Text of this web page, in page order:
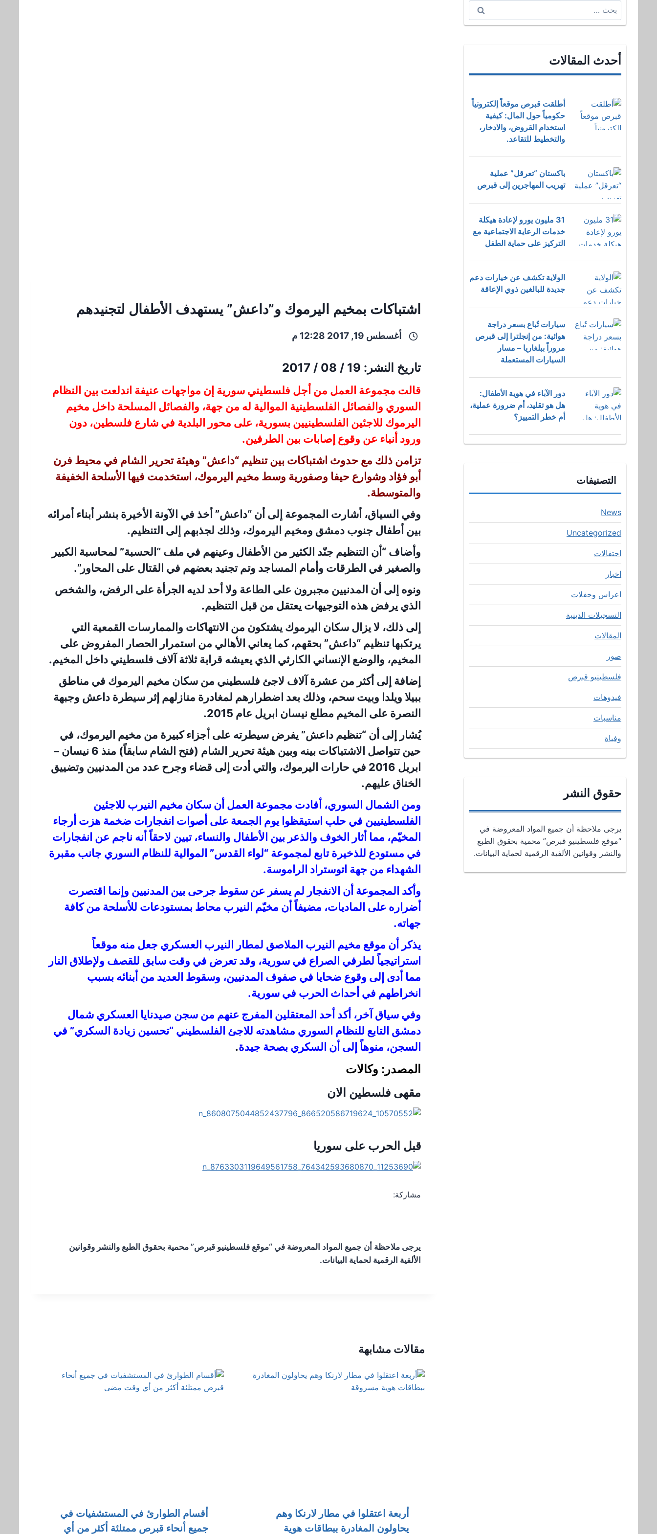
اشتباكات بمخيم اليرموك و”داعش” يستهدف الأطفال لتجنيدهم
أغسطس 19, 2017 12:28 م
تاريخ النشر: 19 / 08 / 2017
قالت مجموعة العمل من أجل فلسطيني سورية إن مواجهات عنيفة اندلعت بين النظام
السوري والفصائل الفلسطينية الموالية له من جهة، والفصائل المسلحة داخل مخيم
اليرموك للاجئين الفلسطينيين بسورية، على محور البلدية في شارع فلسطين، دون
ورود أنباء عن وقوع إصابات بين الطرفين.
تزامن ذلك مع حدوث اشتباكات بين تنظيم “داعش” وهيئة تحرير الشام في محيط فرن
أبو فؤاد وشوارع حيفا وصفورية وسط مخيم اليرموك، استخدمت فيها الأسلحة الخفيفة
والمتوسطة.
وفي السياق، أشارت المجموعة إلى أن “داعش” أخذ في الآونة الأخيرة بنشر أبناء أمرائه
بين أطفال جنوب دمشق ومخيم اليرموك، وذلك لجذبهم إلى التنظيم.
وأضاف “أن التنظيم جنّد الكثير من الأطفال وعينهم في ملف “الحسبة” لمحاسبة الكبير
والصغير في الطرقات وأمام المساجد وتم تجنيد بعضهم في القتال على المحاور”.
ونوه إلى أن المدنيين مجبرون على الطاعة ولا أحد لديه الجرأة على الرفض، والشخص
الذي يرفض هذه التوجيهات يعتقل من قبل التنظيم.
إلى ذلك، لا يزال سكان اليرموك يشتكون من الانتهاكات والممارسات القمعية التي
يرتكبها تنظيم “داعش” بحقهم، كما يعاني الأهالي من استمرار الحصار المفروض على
المخيم، والوضع الإنساني الكارثي الذي يعيشه قرابة ثلاثة آلاف فلسطيني داخل المخيم.
إضافة إلى أكثر من عشرة آلاف لاجئ فلسطيني من سكان مخيم اليرموك في مناطق
ببيلا ويلدا وبيت سحم، وذلك بعد اضطرارهم لمغادرة منازلهم إثر سيطرة داعش وجبهة
النصرة على المخيم مطلع نيسان ابريل عام 2015.
يُشار إلى أن “تنظيم داعش” يفرض سيطرته على أجزاء كبيرة من مخيم اليرموك، في
حين تتواصل الاشتباكات بينه وبين هيئة تحرير الشام (فتح الشام سابقاً) منذ 6 نيسان –
ابريل 2016 في حارات اليرموك، والتي أدت إلى قضاء وجرح عدد من المدنيين وتضييق
الخناق عليهم.
ومن الشمال السوري، أفادت مجموعة العمل أن سكان مخيم النيرب للاجئين
الفلسطينيين في حلب استيقظوا يوم الجمعة على أصوات انفجارات ضخمة هزت أرجاء
المخيّم، مما أثار الخوف والذعر بين الأطفال والنساء، تبين لاحقاً أنه ناجم عن انفجارات
في مستودع للذخيرة تابع لمجموعة “لواء القدس” الموالية للنظام السوري جانب مقبرة
الشهداء من جهة اتوستراد الراموسة.
وأكد المجموعة أن الانفجار لم يسفر عن سقوط جرحى بين المدنيين وإنما اقتصرت
أضراره على الماديات، مضيفاً أن مخيّم النيرب محاط بمستودعات للأسلحة من كافة
جهاته.
يذكر أن موقع مخيم النيرب الملاصق لمطار النيرب العسكري جعل منه موقعاً
استراتيجياً لطرفي الصراع في سورية، وقد تعرض في وقت سابق للقصف ولإطلاق النار
مما أدى إلى وقوع ضحايا في صفوف المدنيين، وسقوط العديد من أبنائه بسبب
انخراطهم في أحداث الحرب في سورية.
وفي سياق آخر، أكد أحد المعتقلين المفرج عنهم من سجن صيدنايا العسكري شمال
دمشق التابع للنظام السوري مشاهدته للاجئ الفلسطيني “تحسين زيادة السكري” في
السجن، منوهاً إلى أن السكري بصحة جيدة.
المصدر: وكالات
مقهى فلسطين الان
قبل الحرب على سوريا
مشاركة:
يرجى ملاحظة أن جميع المواد المعروضة في “موقع فلسطينيو قبرص” محمية بحقوق الطبع والنشر وقوانين
الألفية الرقمية لحماية البيانات.
مقالات مشابهة
أربعة اعتقلوا في مطار لارنكا وهم
يحاولون المغادرة ببطاقات هوية
أقسام الطوارئ في المستشفيات في
جميع أنحاء قبرص ممتلئة أكثر من أي
عن:
أحدث المقالات
أطلقت قبرص موقعاً إلكترونياً
حكومياً حول المال: كيفية
استخدام القروض، والادخار،
والتخطيط للتقاعد.
باكستان “تعرقل” عملية
تهريب المهاجرين إلى قبرص
31 مليون يورو لإعادة هيكلة
خدمات الرعاية الاجتماعية مع
التركيز على حماية الطفل
الولاية تكشف عن خيارات دعم
جديدة للبالغين ذوي الإعاقة
سيارات تُباع بسعر دراجة
هوائية: من إنجلترا إلى قبرص
مروراً ببلغاريا – مسار
السيارات المستعملة
دور الآباء في هوية الأطفال:
هل هو تقليد، أم ضرورة عملية،
أم خطر التمييز؟
التصنيفات
News
Uncategorized
احتفالات
اخبار
اعراس وحفلات
التسجيلات الدينية
المقالات
صور
فلسطينيو قبرص
فيدوهات
مناسبات
وفياة
حقوق النشر
يرجى ملاحظة أن جميع المواد المعروضة في
“موقع فلسطينيو قبرص” محمية بحقوق الطبع
والنشر وقوانين الألفية الرقمية لحماية البيانات.